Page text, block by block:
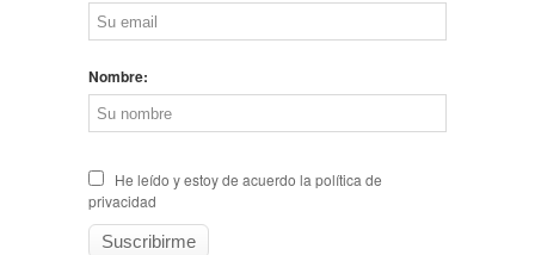
Nombre:
He leído y estoy de acuerdo la política de
privacidad